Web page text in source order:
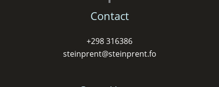
Contact
+298 316386
steinprent@steinprent.fo